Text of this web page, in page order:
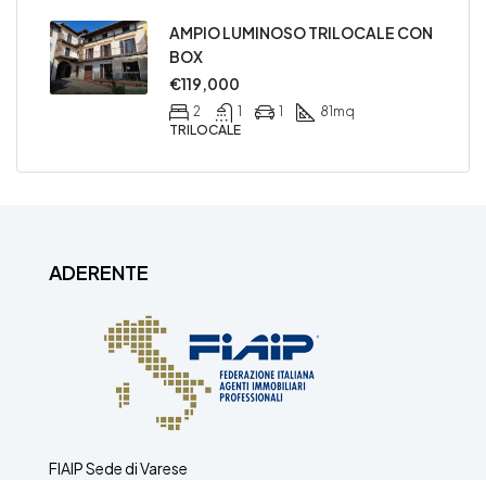
AMPIO LUMINOSO TRILOCALE CON
BOX
€119,000
2 1 1 81 mq
TRILOCALE
ADERENTE
FIAIP Sede di Varese